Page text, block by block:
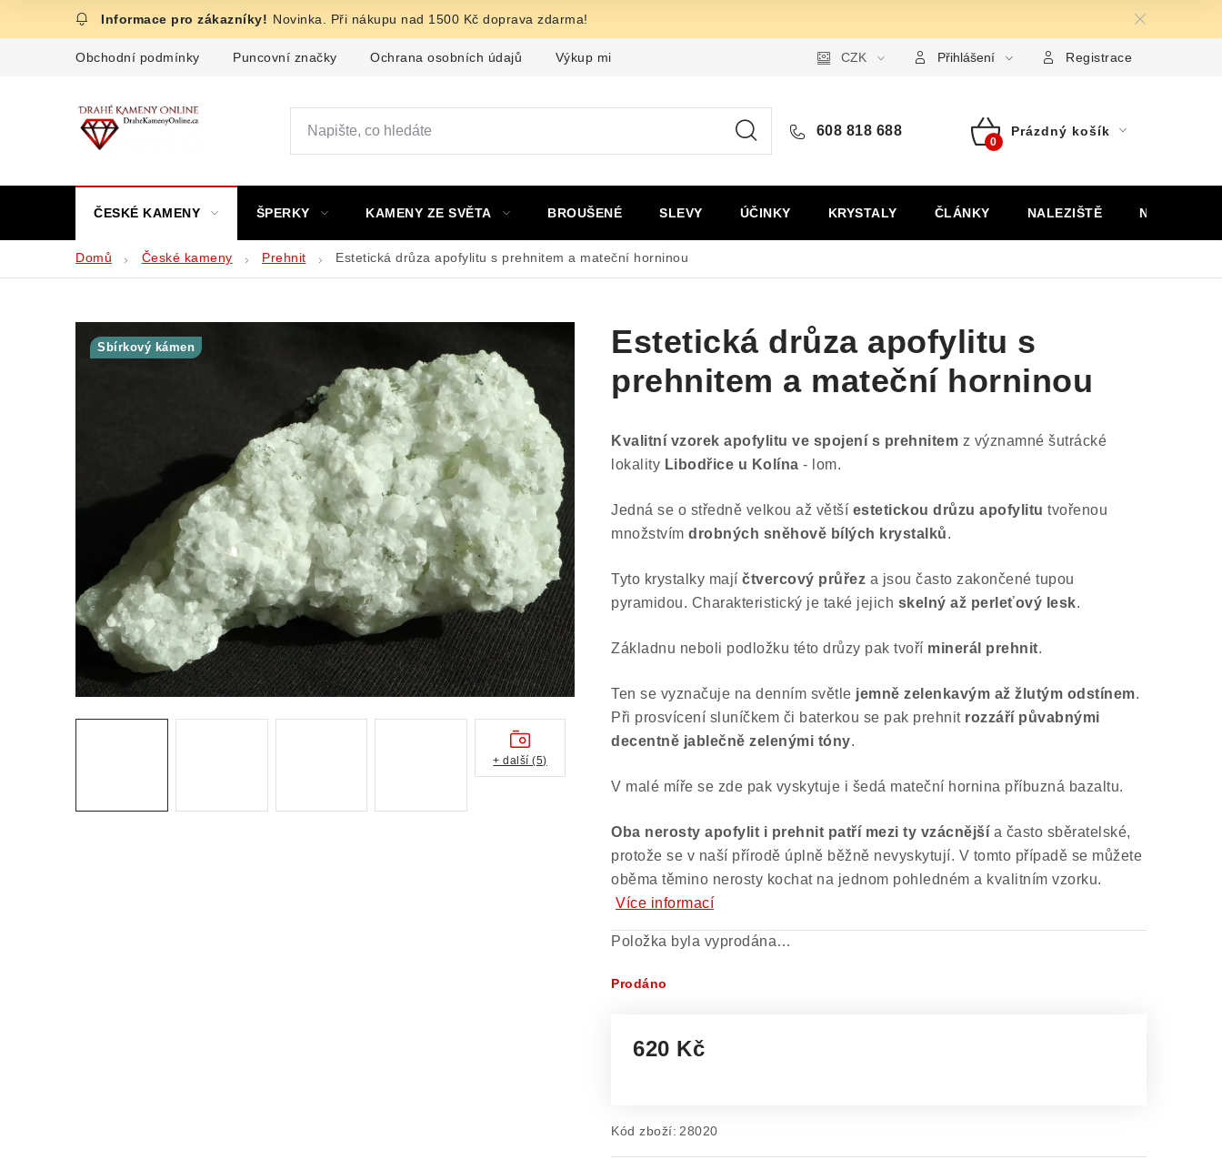
Novinka. Při nákupu nad 1500 Kč doprava zdarma!
Obchodní podmínky Puncovní značky Ochrana osobních údajů Výkup minerálů a drahých kamenů Formulář pro uplatnění reklamace Formulář pro odstoupení
CZK Přihlášení Registrace
608 818 688
Nákupní
Prázdný košík
ČESKÉ KAMENY ŠPERKY KAMENY ZE SVĚTA BROUŠENÉ SLEVY ÚČINKY KRYSTALY ČLÁNKY NALEZIŠTĚ NÁŠ PŘÍBĚH
Domů České kameny Prehnit Estetická drůza apofylitu s prehnitem a mateční horninou
Estetická drůza apofylitu s
prehnitem a mateční horninou
Kvalitní vzorek apofylitu ve spojení s prehnitem z významné šutrácké
lokality Libodřice u Kolína - lom.
Jedná se o středně velkou až větší estetickou drůzu apofylitu tvořenou
množstvím drobných sněhově bílých krystalků.
Tyto krystalky mají čtvercový průřez a jsou často zakončené tupou
pyramidou. Charakteristický je také jejich skelný až perleťový lesk.
Základnu neboli podložku této drůzy pak tvoří minerál prehnit.
Ten se vyznačuje na denním světle jemně zelenkavým až žlutým odstínem.
Při prosvícení sluníčkem či baterkou se pak prehnit rozzáří půvabnými
decentně jablečně zelenými tóny.
V malé míře se zde pak vyskytuje i šedá mateční hornina příbuzná bazaltu.
Oba nerosty apofylit i prehnit patří mezi ty vzácnější a často sběratelské,
protože se v naší přírodě úplně běžně nevyskytují. V tomto případě se můžete
oběma těmino nerosty kochat na jednom pohledném a kvalitním vzorku.
Více informací
Položka byla vyprodána…
Prodáno
620 Kč
Kód zboží: 28020
Sbírkový kámen
+ další (5)